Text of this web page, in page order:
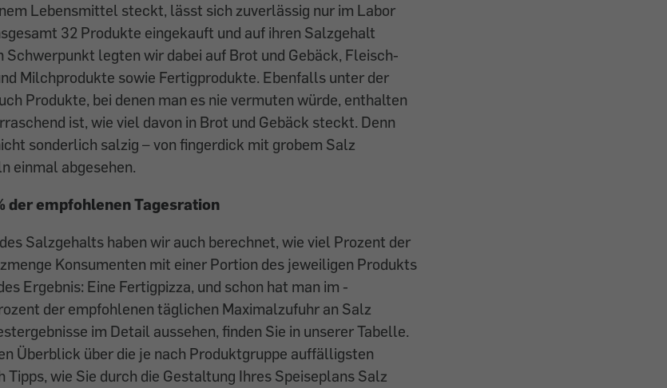
Lebensmittel steckt, lässt sich zuverlässig nur im Labor
32 Pro­dukte eingekauft und auf ihren Salzgehalt
Schwerpunkt legten wir dabei auf Brot und Gebäck, Fleisch-
Milchprodukte sowie Fertigprodukte. Ebenfalls unter der
Produkte, bei denen man es nie vermuten würde, enthalten
ist, wie viel ­davon in Brot und Gebäck steckt. Denn
sonderlich salzig – von fingerdick mit grobem Salz
einmal abgesehen.
der empfohlenen Tagesration
Salzgehalts ­haben wir auch berechnet, wie viel Prozent der
Konsumenten mit einer Portion des jeweiligen Produkts
Ergebnis: Eine Fertigpizza, und schon hat man im
der empfoh­lenen täglichen Maximalzufuhr an Salz
im Detail aussehen, finden Sie in unserer Tabelle.
Überblick über die je nach Produktgruppe auf­fälligsten
Tipps, wie Sie durch die Gestaltung Ihres Speiseplans Salz